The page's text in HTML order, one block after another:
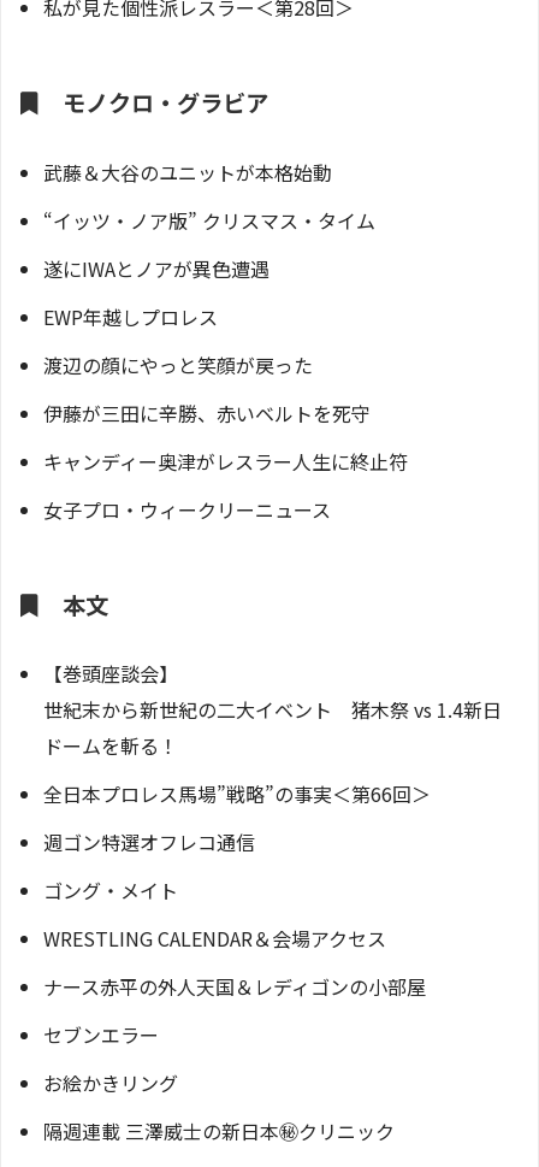
私が見た個性派レスラー＜第28回＞
モノクロ・グラビア
武藤＆大谷のユニットが本格始動
“イッツ・ノア版” クリスマス・タイム
遂にIWAとノアが異色遭遇
EWP年越しプロレス
渡辺の顔にやっと笑顔が戻った
伊藤が三田に辛勝、赤いベルトを死守
キャンディー奥津がレスラー人生に終止符
女子プロ・ウィークリーニュース
本文
【巻頭座談会】
世紀末から新世紀の二大イベント 猪木祭 vs 1.4新日
ドームを斬る！
全日本プロレス馬場”戦略”の事実＜第66回＞
週ゴン特選オフレコ通信
ゴング・メイト
WRESTLING CALENDAR＆会場アクセス
ナース赤平の外人天国＆レディゴンの小部屋
セブンエラー
お絵かきリング
隔週連載 三澤威士の新日本㊙クリニック